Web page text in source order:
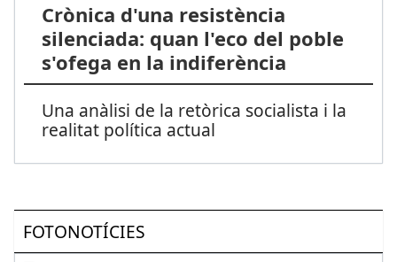
Crònica d'una resistència
silenciada: quan l'eco del poble
s'ofega en la indiferència
Una anàlisi de la retòrica socialista i la
realitat política actual
FOTONOTÍCIES